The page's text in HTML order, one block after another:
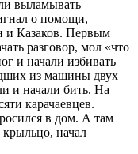
выламывать
о помощи,
и Казаков. Первым
разговор, мол «что
и начали избивать
из машины двух
и начали бить. На
карачаевцев.
в дом. А там
начал